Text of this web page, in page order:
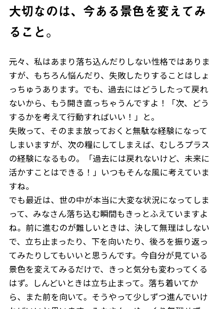
大切なのは、今ある景色を変えてみ
ること。
元々、私はあまり落ち込んだりしない性格ではありま
すが、もちろん悩んだり、失敗したりすることはしょ
っちゅうあります。でも、過去にはどうしたって戻れ
ないから、もう開き直っちゃうんですよ！「次、どう
するかを考えて行動すればいい！」と。
失敗って、そのまま放っておくと無駄な経験になって
しまいますが、次の糧にしてしまえば、むしろプラス
の経験になるもの。「過去には戻れないけど、未来に
活かすことはできる！」いつもそんな風に考えていま
すね。
でも最近は、世の中が本当に大変な状況になってしま
って、みなさん落ち込む瞬間もきっとふえていますよ
ね。前に進むのが難しいときは、決して無理はしない
で、立ち止まったり、下を向いたり、後ろを振り返っ
てみたりしてもいいと思うんです。今自分が見ている
景色を変えてみるだけで、きっと気分も変わってくる
はず。しんどいときは立ち止まって。落ち着いてか
ら、また前を向いて。そうやって少しずつ進んでいけ